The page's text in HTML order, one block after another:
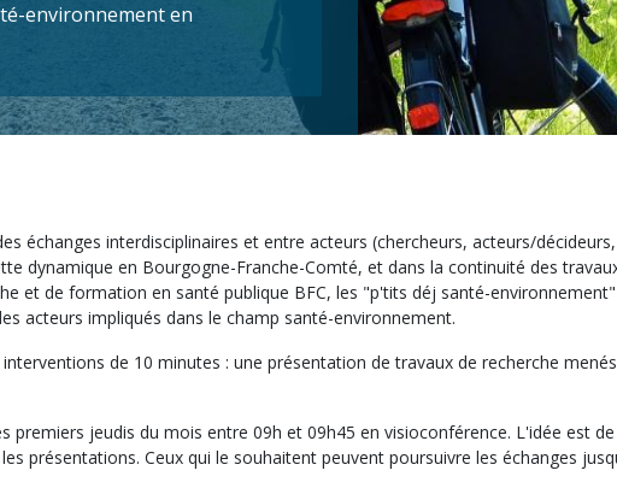
environnement en
échanges interdisciplinaires et entre acteurs (chercheurs, acteurs/
dynamique en Bourgogne-Franche-Comté, et dans la continuité des
et de formation en santé publique BFC, les "p'tits déj santé-
acteurs impliqués dans le champ santé-environnement.
de 10 minutes : une présentation de travaux de recherche
premiers jeudis du mois entre 09h et 09h45 en visioconférence. L'idée est
présentations. Ceux qui le souhaitent peuvent poursuivre les échanges